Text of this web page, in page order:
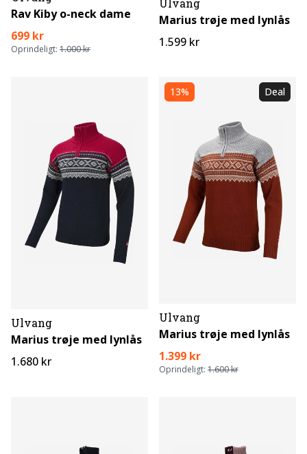
Rav Kiby o-neck dame
699 kr
Oprindeligt: 1.000 kr
Ulvang
Marius trøje med lynlås
1.599 kr
Ulvang
Marius trøje med lynlås
1.680 kr
13% Deal
Ulvang
Marius trøje med lynlås
1.399 kr
Oprindeligt: 1.600 kr